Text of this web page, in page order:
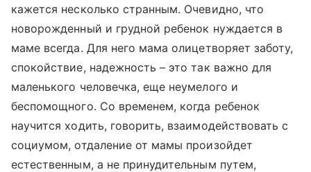
кажется несколько странным. Очевидно, что
новорожденный и грудной ребенок нуждается в
маме всегда. Для него мама олицетворяет заботу,
спокойствие, надежность – это так важно для
маленького человечка, еще неумелого и
беспомощного. Со временем, когда ребенок
научится ходить, говорить, взаимодействовать с
социумом, отдаление от мамы произойдет
естественным, а не принудительным путем,